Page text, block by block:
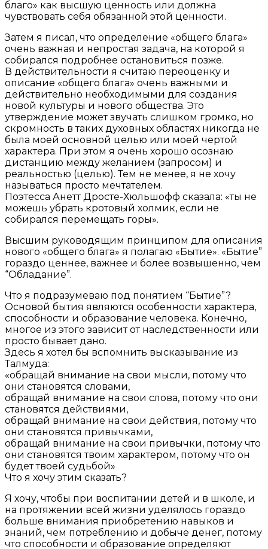
благо» как высшую ценность или должна
чувствовать себя обязанной этой ценности.
Затем я писал, что определение «общего блага»
очень важная и непростая задача, на которой я
собирался подробнее остановиться позже.
В действительности я считаю переоценку и
описание «общего блага» очень важными и
действительно необходимыми для создания
новой культуры и нового общества. Это
утверждение может звучать слишком громко, но
скромность в таких духовных областях никогда не
была моей основной целью или моей чертой
характера. При этом я очень хорошо осознаю
дистанцию между желанием (запросом) и
реальностью (целью). Тем не менее, я не хочу
называться просто мечтателем.
Поэтесса Анетт Дросте-Хюльшофф сказала: «ты не
можешь убрать кротовый холмик, если не
собирался перемещать горы».
Высшим руководящим принципом для описания
нового «общего блага» я полагаю «Бытие». «Бытие”
гораздо ценнее, важнее и более возвышенно, чем
“Обладание”.
Что я подразумеваю под понятием “Бытие”?
Основой бытия являются особенности характера,
способности и образование человека. Конечно,
многое из этого зависит от наследственности или
просто бывает дано.
Здесь я хотел бы вспомнить высказывание из
Талмуда:
«обращай внимание на свои мысли, потому что
они становятся словами,
обращай внимание на свои слова, потому что они
становятся действиями,
обращай внимание на свои действия, потому что
они становятся привычками,
обращай внимание на свои привычки, потому что
они становятся твоим характером, потому что он
будет твоей судьбой»
Что я хочу этим сказать?
Я хочу, чтобы при воспитании детей и в школе, и
на протяжении всей жизни уделялось гораздо
больше внимания приобретению навыков и
знаний, чем потреблению и добыче денег, потому
что способности и образование определяют